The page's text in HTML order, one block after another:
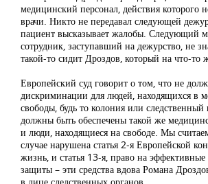
медицинский персонал, действия которого
врачи. Никто не передавал следующей
пациент высказывает жалобы. Следующий
сотрудник, заступавший на дежурство, не
такой-то сидит Дроздов, который на что-то
Европейский суд говорит о том, что не
дискриминации для людей, находящихся в
свободы, будь то колония или
должны быть обеспечены такой же
и люди, находящиеся на свободе. Мы
случае нарушена статья 2-я Европейской
жизнь, и статья 13-я, право на эффективные
защиты – эти средства вдова Романа